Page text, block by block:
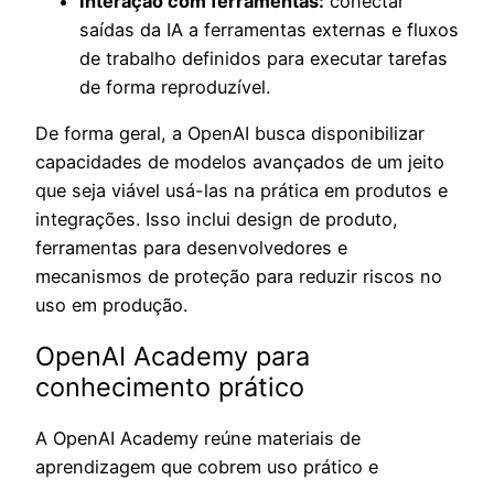
saídas da IA a ferramentas externas e fluxos
de trabalho definidos para executar tarefas
de forma reproduzível.
De forma geral, a OpenAI busca disponibilizar
capacidades de modelos avançados de um jeito
que seja viável usá-las na prática em produtos e
integrações. Isso inclui design de produto,
ferramentas para desenvolvedores e
mecanismos de proteção para reduzir riscos no
uso em produção.
OpenAI Academy para
conhecimento prático
A OpenAI Academy reúne materiais de
aprendizagem que cobrem uso prático e